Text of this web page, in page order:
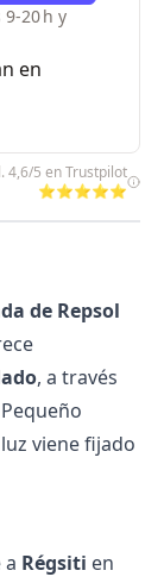
20 h y
en
4,6/5 en Trustpilot
⭐⭐⭐⭐⭐
de Repsol
, a través
viene fijado
Régsiti en